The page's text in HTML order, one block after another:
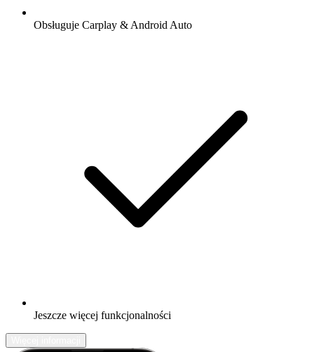
Obsługuje Carplay & Android Auto
Jeszcze więcej funkcjonalności